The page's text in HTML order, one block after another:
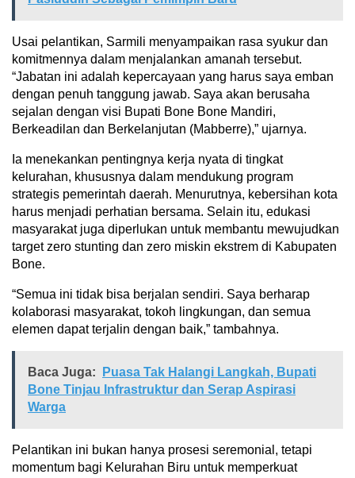
Usai pelantikan, Sarmili menyampaikan rasa syukur dan
komitmennya dalam menjalankan amanah tersebut.
“Jabatan ini adalah kepercayaan yang harus saya emban
dengan penuh tanggung jawab. Saya akan berusaha
sejalan dengan visi Bupati Bone Bone Mandiri,
Berkeadilan dan Berkelanjutan (Mabberre),” ujarnya.
Ia menekankan pentingnya kerja nyata di tingkat
kelurahan, khususnya dalam mendukung program
strategis pemerintah daerah. Menurutnya, kebersihan kota
harus menjadi perhatian bersama. Selain itu, edukasi
masyarakat juga diperlukan untuk membantu mewujudkan
target zero stunting dan zero miskin ekstrem di Kabupaten
Bone.
“Semua ini tidak bisa berjalan sendiri. Saya berharap
kolaborasi masyarakat, tokoh lingkungan, dan semua
elemen dapat terjalin dengan baik,” tambahnya.
Baca Juga:
Puasa Tak Halangi Langkah, Bupati
Bone Tinjau Infrastruktur dan Serap Aspirasi
Warga
Pelantikan ini bukan hanya prosesi seremonial, tetapi
momentum bagi Kelurahan Biru untuk memperkuat